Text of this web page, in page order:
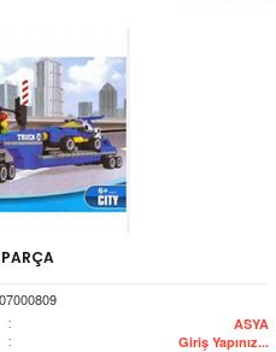
: ASYA
: Giriş Yapınız...